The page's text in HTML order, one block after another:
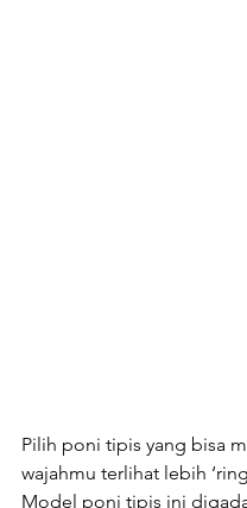
Pilih poni tipis yang bisa
wajahmu terlihat lebih
Model poni tipis ini